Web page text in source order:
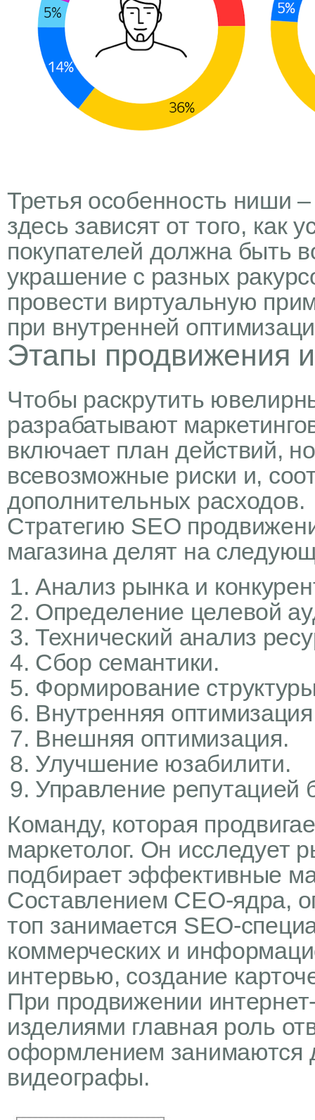
Третья особенность ниши
здесь зависят от того, как
покупателей должна быть
украшение с разных
провести виртуальную
при внутренней
Этапы продвижения
Чтобы раскрутить
разрабатывают
включает план действий,
всевозможные риски и,
дополнительных расходов.
Стратегию SEO
магазина делят на
Анализ рынка и
Определение целевой
Технический анализ
Сбор семантики.
Формирование
Внутренняя
Внешняя оптимизация.
Улучшение юзабилити.
Управление репутацией
Команду, которая
маркетолог. Он исследует
подбирает эффективные
Составлением СЕО-ядра,
топ занимается SEO-
коммерческих и
интервью, создание
При продвижении
изделиями главная роль
оформлением занимаются
видеографы.